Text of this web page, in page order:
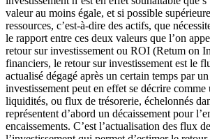
valeur au moins égale, et si possible
ressources, c’est-à-dire des actifs, que
le rapport entre ces deux valeurs que l’on
retour sur investissement ou ROI (Retum on
financiers, le retour sur investissement est le
actualisé dégagé après un certain temps par
investissement peut en effet se décrire
liquidités, ou flux de trésorerie, échelonnés
représentent d’abord un décaissement pour
encaissements. C’est l’actualisation des flux